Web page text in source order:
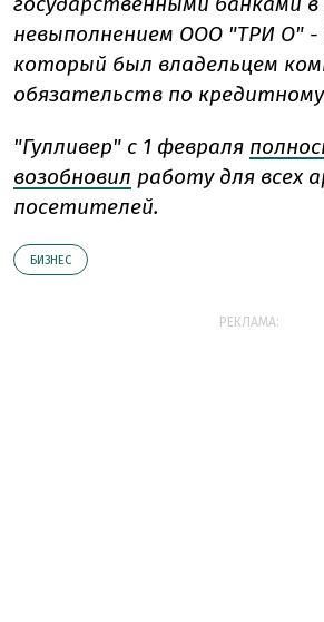
невыполнением ООО "ТРИ О" -
который был владельцем
обязательств по кредитному
"Гулливер" с 1 февраля
возобновил работу для всех
посетителей.
БИЗНЕС
РЕКЛАМА: